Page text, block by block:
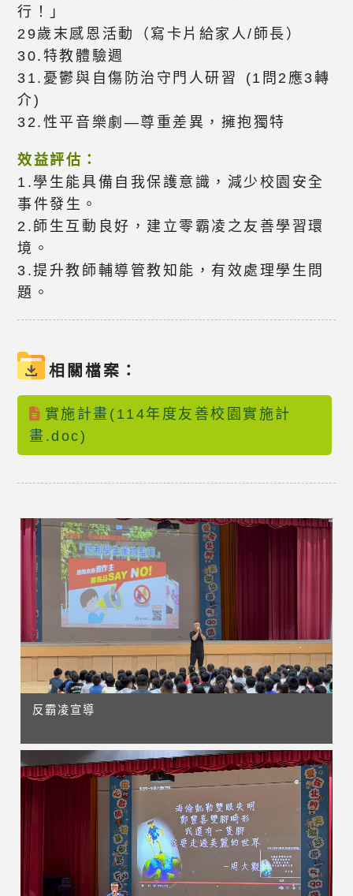
行！」
29歲末感恩活動（寫卡片給家人/師長）
30.特教體驗週
31.憂鬱與自傷防治守門人研習 (1問2應3轉
介)
32.性平音樂劇—尊重差異，擁抱獨特
效益評估：
1.學生能具備自我保護意識，減少校園安全
事件發生。
2.師生互動良好，建立零霸凌之友善學習環
境。
3.提升教師輔導管教知能，有效處理學生問
題。
相關檔案：
實施計畫(114年度友善校園實施計
畫.doc)
反霸凌宣導